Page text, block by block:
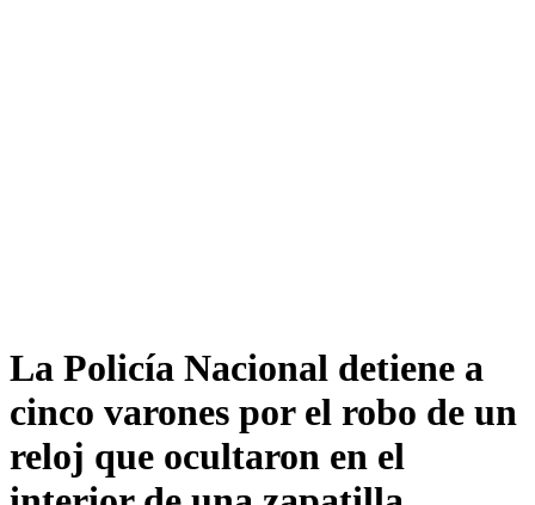
La Policía Nacional detiene a
cinco varones por el robo de un
reloj que ocultaron en el